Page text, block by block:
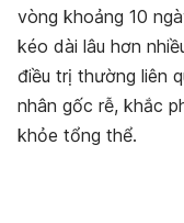
vòng khoảng 10
kéo dài lâu hơn
điều trị thường liên
nhân gốc rễ, khắc
khỏe tổng thể.